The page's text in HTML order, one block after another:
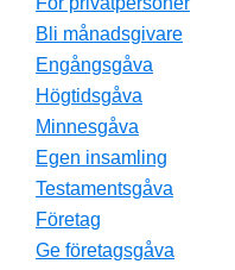
Bli månadsgivare
Engångsgåva
Högtidsgåva
Minnesgåva
Egen insamling
Testamentsgåva
Företag
Ge företagsgåva